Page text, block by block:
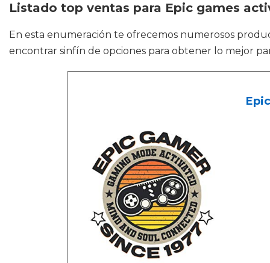
Listado top ventas para Epic games
En esta enumeración te ofrecemos numerosos
encontrar sinfín de opciones para obtener lo mejor